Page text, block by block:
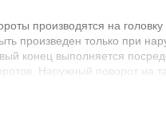
производятся на
произведен только при
конец выполняется
Наружный поворот на